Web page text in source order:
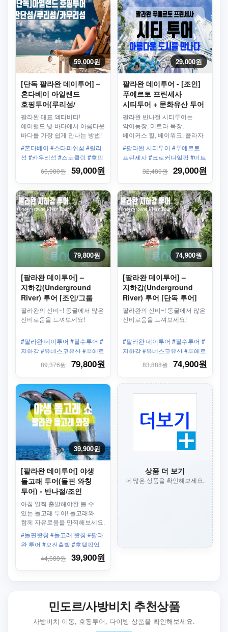
59,000원
[단독 팔라완 데이투어] –
혼다베이 아일랜드
호핑투어(루리섬/
카우리섬/스타피쉬섬)
팔라완 대표 액티비티!
에머럴드 빛 바다에서 아름다운
바다를 가장 쉽게 만나는 방법!
#혼다베이 #스타피쉬섬 #릴리
섬 #카우리섬 #스노클링 #호핑
투어 #단독투어 #픽업제공 #우
66,080원 59,000원
29,000원
팔라완 데이투어 - [조인]
푸에르토 프린세사
시티투어 + 문화유산 투어
팔라완 반나절 시티투어는
악어농장, 미트라 목장,
베이커스 힐, 베이워크, 플라자
쿠아텔, 비누아탄 웨이빙 센터,
성모수태 성당, 기념품 가게
#팔라완 시티투어 #푸에르토
프린세사 #크로커다일팜 #미트
라스 농장 #베이커스힐 #베이
워크 #대성당 #4시간30분 #오
후출발
32,480원 29,000원
79,800원
[팔라완 데이투어] –
지하강(Underground
River) 투어 [조인/그룹
투어]
팔라완의 신비~! 동굴에서 많은
신비로움을 느껴보세요!
#팔라완 데이투어 #필수투어 #
지하강 #유네스코유산 #푸에르
토 프린세사 #공항픽업가능
89,376원 79,800원
74,900원
[팔라완 데이투어] –
지하강(Underground
River) 투어 [단독 투어]
팔라완의 신비~! 동굴에서 많은
신비로움을 느껴보세요!
#팔라완 데이투어 #필수투어 #
지하강 #유네스코유산 #푸에르
토 프린세사 #공항픽업가능
83,888원 74,900원
39,900원
[팔라완 데이투어] 야생
돌고래 투어(돌핀 와칭
투어) - 반나절/조인
아침 일찍 출발해야한 볼 수
있는 돌고래 투어! 돌고래와
함께 자유로움을 만끽해보세요.
오직 4월~10월만 볼수
있습니다.
#돌핀왓칭 #돌고래 왓칭 #팔라
완 투어 #오전출발 #호텔픽업
샌딩 #방카보트 #조인투어
44,688원 39,900원
상품 더 보기
더 많은 상품을 확인해보세요.
민도르/사방비치 추천상품
사방비치 이동, 호핑투어, 다이빙 상품을 확인해보세요.